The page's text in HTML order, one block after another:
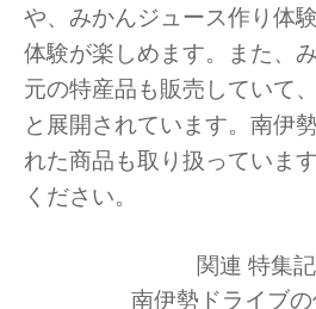
や、みかんジュース作り体
体験が楽しめます。また、
元の特産品も販売していて
と展開されています。南伊
れた商品も取り扱っていま
ください。
関連 特集
南伊勢ドライブの